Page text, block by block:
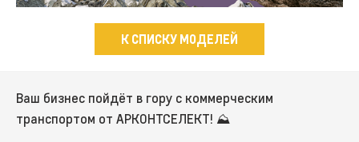
К СПИСКУ МОДЕЛЕЙ
Ваш бизнес пойдёт в гору с коммерческим
транспортом от АРКОНТСЕЛЕКТ! ⛰️